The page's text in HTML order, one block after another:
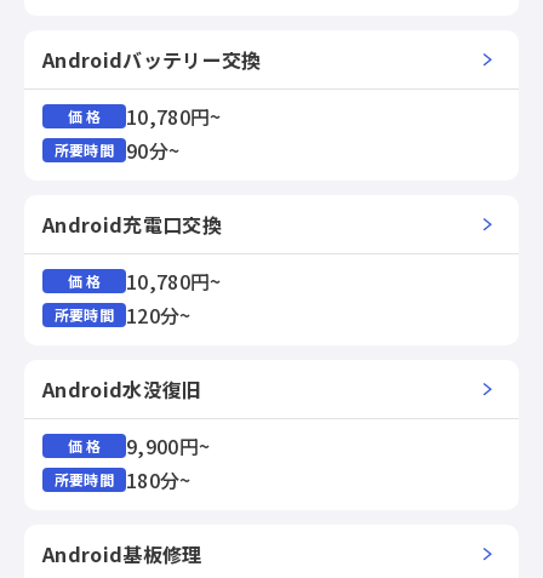
Androidバッテリー交換
価 格 10,780円~
所要時間 90分~
Android充電口交換
価 格 10,780円~
所要時間 120分~
Android水没復旧
価 格 9,900円~
所要時間 180分~
Android基板修理